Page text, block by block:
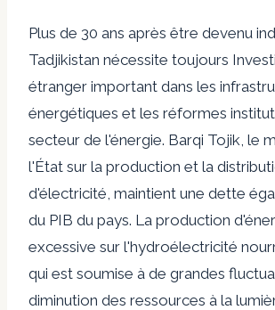
Plus de 30 ans après être devenu
Tadjikistan nécessite toujours
étranger important dans les
énergétiques et les réformes
secteur de l'énergie. Barqi Tojik, le
l'État sur la production et la
d'électricité, maintient une dette
du PIB du pays. La production
excessive sur l'hydroélectricité
qui est soumise à de grandes
diminution des ressources à la